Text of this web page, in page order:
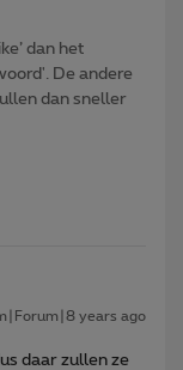
dan het
De andere
dan sneller
years ago
daar zullen ze